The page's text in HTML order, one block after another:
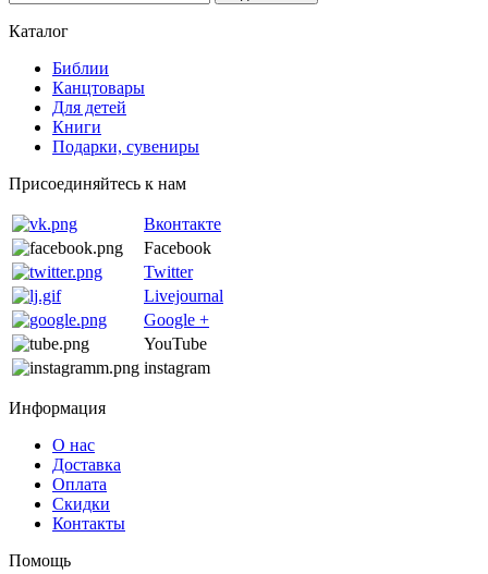
Каталог
Библии
Канцтовары
Для детей
Книги
Подарки, сувениры
Присоединяйтесь к нам
Вконтакте
Facebook
Twitter
Livejournal
Google +
YouTube
instagram
Информация
О нас
Доставка
Оплата
Скидки
Контакты
Помощь